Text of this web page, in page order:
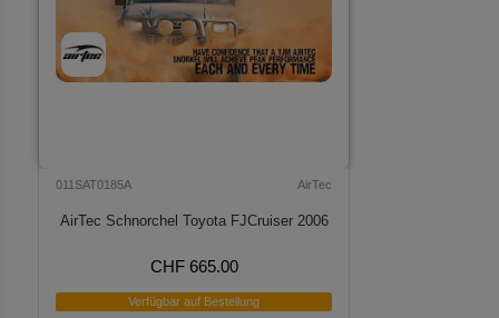
011SAT0185A AirTec
AirTec Schnorchel Toyota FJCruiser 2006
CHF 665.00
Verfügbar auf Bestellung